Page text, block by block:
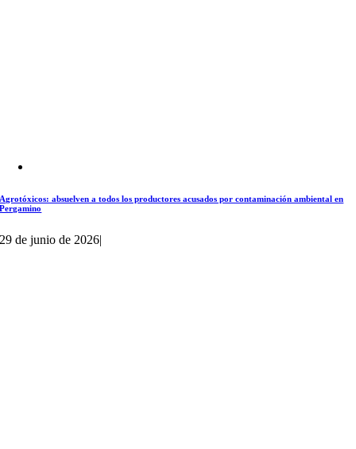
Agrotóxicos: absuelven a todos los productores acusados por contaminación ambiental en
Pergamino
29 de junio de 2026|